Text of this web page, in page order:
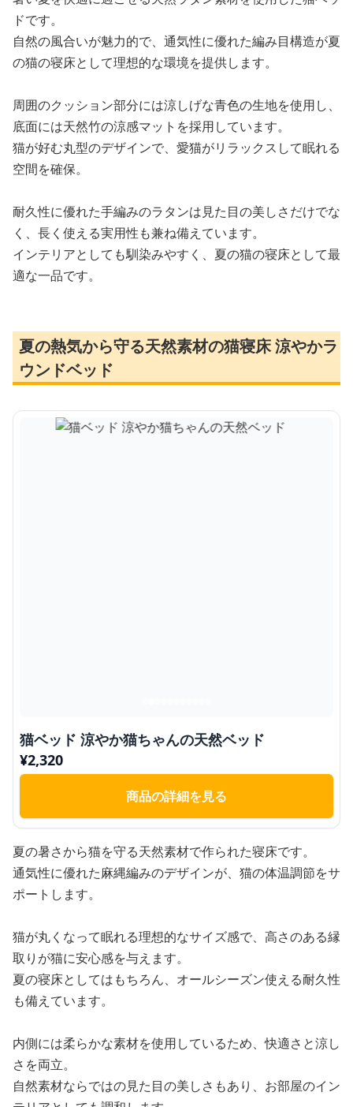
ドです。
自然の風合いが魅力的で、通気性に優れた編み目構造が夏
の猫の寝床として理想的な環境を提供します。
周囲のクッション部分には涼しげな青色の生地を使用し、
底面には天然竹の涼感マットを採用しています。
猫が好む丸型のデザインで、愛猫がリラックスして眠れる
空間を確保。
耐久性に優れた手編みのラタンは見た目の美しさだけでな
く、長く使える実用性も兼ね備えています。
インテリアとしても馴染みやすく、夏の猫の寝床として最
適な一品です。
夏の熱気から守る天然素材の猫寝床 涼やかラ
ウンドベッド
猫ベッド 涼やか猫ちゃんの天然ベッド
¥2,320
商品の詳細を見る
夏の暑さから猫を守る天然素材で作られた寝床です。
通気性に優れた麻縄編みのデザインが、猫の体温調節をサ
ポートします。
猫が丸くなって眠れる理想的なサイズ感で、高さのある縁
取りが猫に安心感を与えます。
夏の寝床としてはもちろん、オールシーズン使える耐久性
も備えています。
内側には柔らかな素材を使用しているため、快適さと涼し
さを両立。
自然素材ならではの見た目の美しさもあり、お部屋のイン